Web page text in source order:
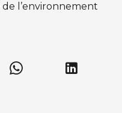
l’environnement